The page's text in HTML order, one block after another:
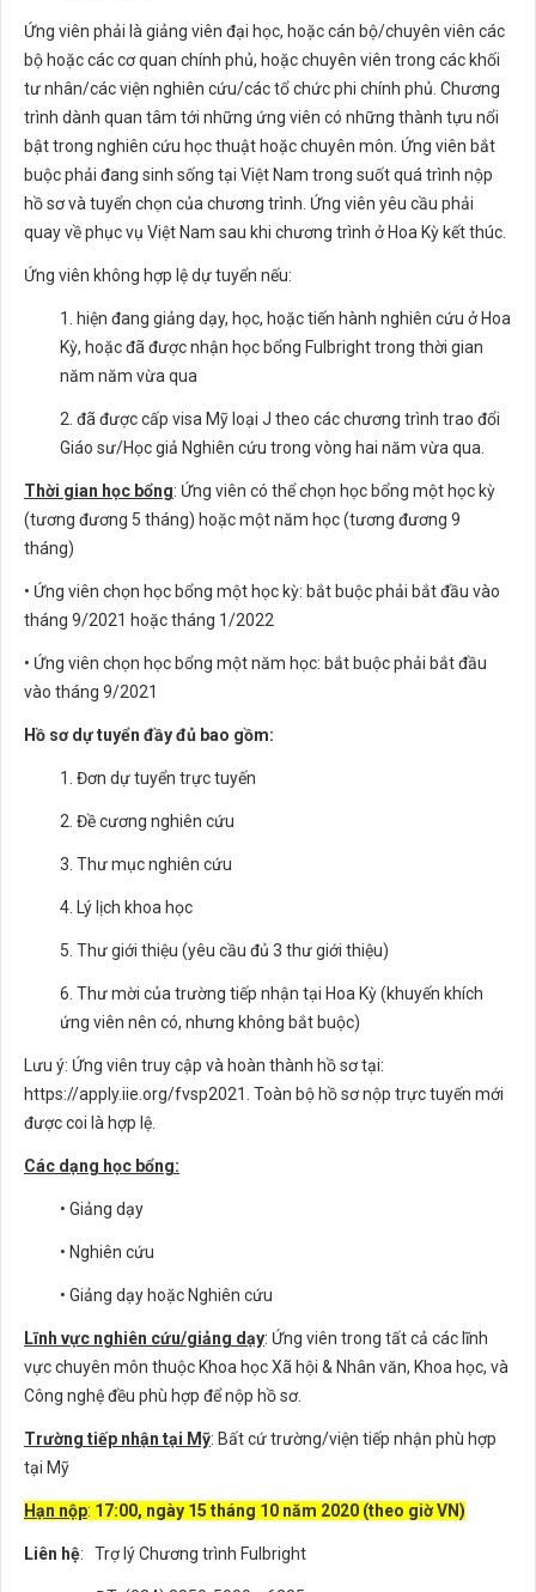
Ứng viên phải là giảng viên đại học, hoặc cán bộ/chuyên viên các
bộ hoặc các cơ quan chính phủ, hoặc chuyên viên trong các khối
tư nhân/các viện nghiên cứu/các tổ chức phi chính phủ. Chương
trình dành quan tâm tới những ứng viên có những thành tựu nổi
bật trong nghiên cứu học thuật hoặc chuyên môn. Ứng viên bắt
buộc phải đang sinh sống tại Việt Nam trong suốt quá trình nộp
hồ sơ và tuyển chọn của chương trình. Ứng viên yêu cầu phải
quay về phục vụ Việt Nam sau khi chương trình ở Hoa Kỳ kết thúc.
Ứng viên không hợp lệ dự tuyển nếu:
1. hiện đang giảng dạy, học, hoặc tiến hành nghiên cứu ở Hoa
Kỳ, hoặc đã được nhận học bổng Fulbright trong thời gian
năm năm vừa qua
2. đã được cấp visa Mỹ loại J theo các chương trình trao đổi
Giáo sư/Học giả Nghiên cứu trong vòng hai năm vừa qua.
Thời gian học bổng: Ứng viên có thể chọn học bổng một học kỳ
(tương đương 5 tháng) hoặc một năm học (tương đương 9
tháng)
• Ứng viên chọn học bổng một học kỳ: bắt buộc phải bắt đầu vào
tháng 9/2021 hoặc tháng 1/2022
• Ứng viên chọn học bổng một năm học: bắt buộc phải bắt đầu
vào tháng 9/2021
Hồ sơ dự tuyển đầy đủ bao gồm:
1. Đơn dự tuyển trực tuyến
2. Đề cương nghiên cứu
3. Thư mục nghiên cứu
4. Lý lịch khoa học
5. Thư giới thiệu (yêu cầu đủ 3 thư giới thiệu)
6. Thư mời của trường tiếp nhận tại Hoa Kỳ (khuyến khích
ứng viên nên có, nhưng không bắt buộc)
Lưu ý: Ứng viên truy cập và hoàn thành hồ sơ tại:
https://apply.iie.org/fvsp2021. Toàn bộ hồ sơ nộp trực tuyến mới
được coi là hợp lệ.
Các dạng học bổng:
• Giảng dạy
• Nghiên cứu
• Giảng dạy hoặc Nghiên cứu
Lĩnh vực nghiên cứu/giảng dạy: Ứng viên trong tất cả các lĩnh
vực chuyên môn thuộc Khoa học Xã hội & Nhân văn, Khoa học, và
Công nghệ đều phù hợp để nộp hồ sơ.
Trường tiếp nhận tại Mỹ: Bất cứ trường/viện tiếp nhận phù hợp
tại Mỹ
Hạn nộp: 17:00, ngày 15 tháng 10 năm 2020 (theo giờ VN)
Liên hệ: Trợ lý Chương trình Fulbright